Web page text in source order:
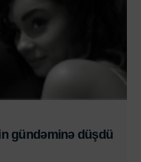
gündəminə düşdü